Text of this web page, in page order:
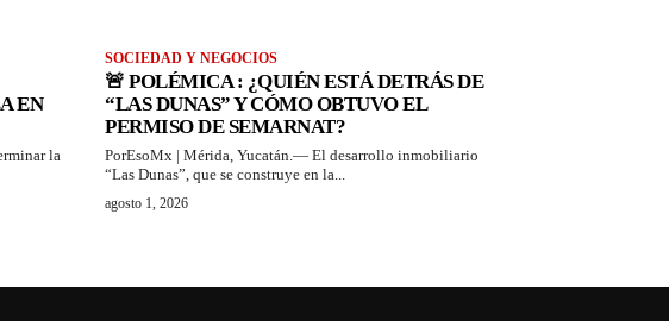
EN
la
SOCIEDAD Y NEGOCIOS
🚨 POLÉMICA : ¿QUIÉN ESTÁ DETRÁS DE
“LAS DUNAS” Y CÓMO OBTUVO EL
PERMISO DE SEMARNAT?
PorEsoMx | Mérida, Yucatán.— El desarrollo inmobiliario
“Las Dunas”, que se construye en la...
agosto 1, 2026